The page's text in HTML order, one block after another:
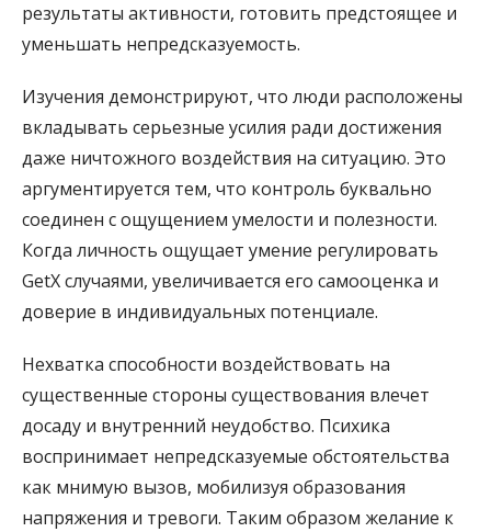
результаты активности, готовить предстоящее и
уменьшать непредсказуемость.
Изучения демонстрируют, что люди расположены
вкладывать серьезные усилия ради достижения
даже ничтожного воздействия на ситуацию. Это
аргументируется тем, что контроль буквально
соединен с ощущением умелости и полезности.
Когда личность ощущает умение регулировать
GetX случаями, увеличивается его самооценка и
доверие в индивидуальных потенциале.
Нехватка способности воздействовать на
существенные стороны существования влечет
досаду и внутренний неудобство. Психика
воспринимает непредсказуемые обстоятельства
как мнимую вызов, мобилизуя образования
напряжения и тревоги. Таким образом желание к